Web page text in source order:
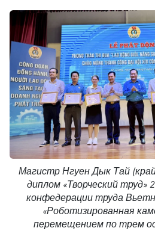
Магистр Нгуен Дык Тай
диплом «Творческий труд»
конфедерации труда
«Роботизированная
перемещением по трем